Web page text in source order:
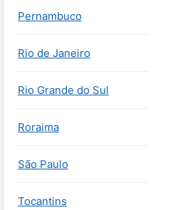
Pernambuco
Rio de Janeiro
Rio Grande do Sul
Roraima
São Paulo
Tocantins